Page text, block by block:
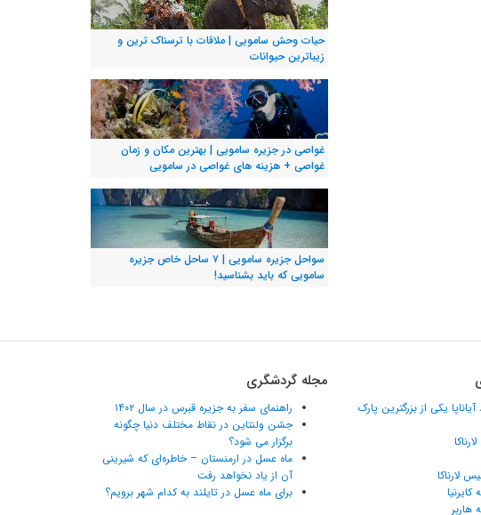
حیات وحش سامویی | ملاقات با ترسناک ترین و
زیباترین حیوانات
غواصی در جزیره سامویی | بهترین مکان و زمان
غواصی + هزینه های غواصی در سامویی
سواحل جزیره سامویی | ۷ ساحل خاص جزیره
سامویی که باید بشناسید!
یکی از بزرگترین پارک
لارناکا
کایرنیا
هاربر
مجله گردشگری
راهنمای سفر به جزیره قبرس در سال ۱۴۰۲
جشن ولنتاین در نقاط مختلف دنیا چگونه
برگزار می شود؟
ماه عسل در ارمنستان – خاطره‌ای که شیرینی
آن از یاد نخواهد رفت
برای ماه عسل در تایلند به کدام شهر برویم؟